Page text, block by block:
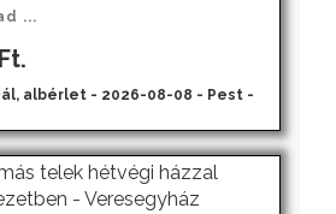
...
Ft.
albérlet - 2026-08-08 - Pest -